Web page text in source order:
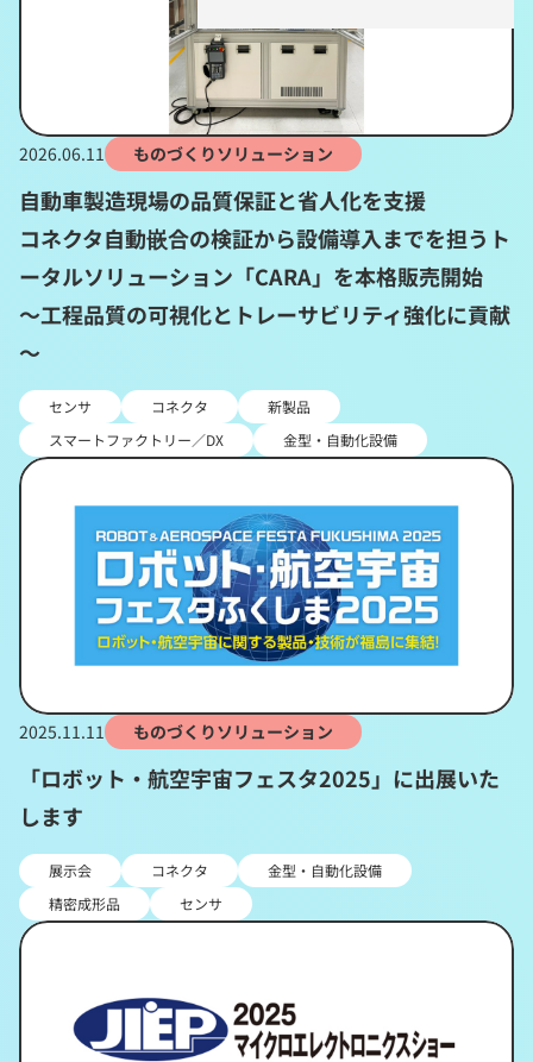
2026.06.11 ものづくりソリューション
自動車製造現場の品質保証と省人化を支援
コネクタ自動嵌合の検証から設備導入までを担うト
ータルソリューション「CARA」を本格販売開始
～工程品質の可視化とトレーサビリティ強化に貢献
～
センサ コネクタ
新製品
スマートファクトリー／DX
金型・自動化設備
2025.11.11 ものづくりソリューション
「ロボット・航空宇宙フェスタ2025」に出展いた
します
展示会 コネクタ
金型・自動化設備
精密成形品
センサ